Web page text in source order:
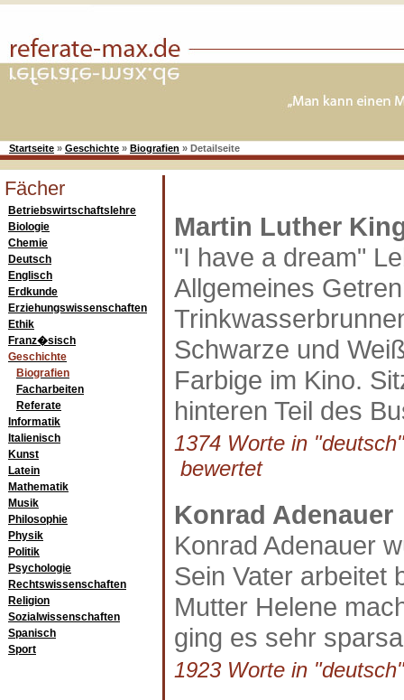
Startseite » Geschichte » Biografien » Detailseite
Fächer
Betriebswirtschaftslehre
Biologie
Chemie
Deutsch
Englisch
Erdkunde
Erziehungswissenschaften
Ethik
Franz�sisch
Geschichte
Biografien
Facharbeiten
Referate
Informatik
Italienisch
Kunst
Latein
Mathematik
Musik
Philosophie
Physik
Politik
Psychologie
Rechtswissenschaften
Religion
Sozialwissenschaften
Spanisch
Sport
Martin Luther
"I have a dream"
Allgemeines
Schwarze und
Farbige im Kino.
hinteren Teil des
1374 Worte in
bewertet
Konrad Adenauer
Konrad Adenauer
Sein Vater arbeitet
Mutter Helene
ging es sehr
1923 Worte in